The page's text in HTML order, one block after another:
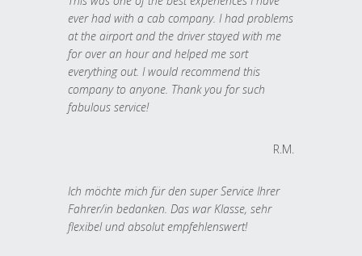
ever had with a cab company. I had problems
at the airport and the driver stayed with me
for over an hour and helped me sort
everything out. I would recommend this
company to anyone. Thank you for such
fabulous service!
R.M.
Ich möchte mich für den super Service Ihrer
Fahrer/in bedanken. Das war Klasse, sehr
flexibel und absolut empfehlenswert!